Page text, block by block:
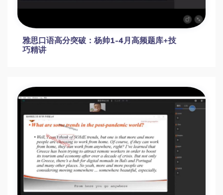
雅思口语高分突破：杨帅1-4月高频题库+技
巧精讲